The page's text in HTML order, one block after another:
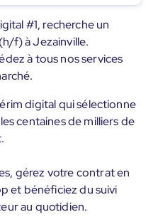
#1, recherche un
f) à Jezainville.
à tous nos services
digital qui sélectionne
centaines de milliers de
gérez votre contrat en
et bénéficiez du suivi
au quotidien.